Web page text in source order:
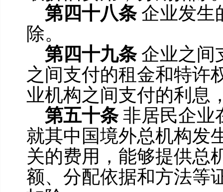
第四十八条 企业发生
除。
第四十九条 企业之间
之间支付的租金和特许
业机构之间支付的利息
第五十条 非居民企业
就其中国境外总机构发
关的费用，能够提供总
额、分配依据和方法等